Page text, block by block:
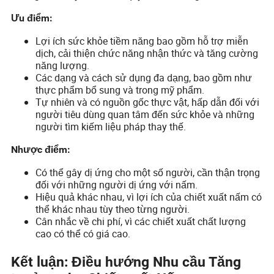
Ưu điểm:
Lợi ích sức khỏe tiềm năng bao gồm hỗ trợ miễn
dịch, cải thiện chức năng nhận thức và tăng cường
năng lượng.
Các dạng và cách sử dụng đa dạng, bao gồm như
thực phẩm bổ sung và trong mỹ phẩm.
Tự nhiên và có nguồn gốc thực vật, hấp dẫn đối với
người tiêu dùng quan tâm đến sức khỏe và những
người tìm kiếm liệu pháp thay thế.
Nhược điểm:
Có thể gây dị ứng cho một số người, cần thận trọng
đối với những người dị ứng với nấm.
Hiệu quả khác nhau, vì lợi ích của chiết xuất nấm có
thể khác nhau tùy theo từng người.
Cân nhắc về chi phí, vì các chiết xuất chất lượng
cao có thể có giá cao.
Kết luận: Điều hướng Nhu cầu Tăng